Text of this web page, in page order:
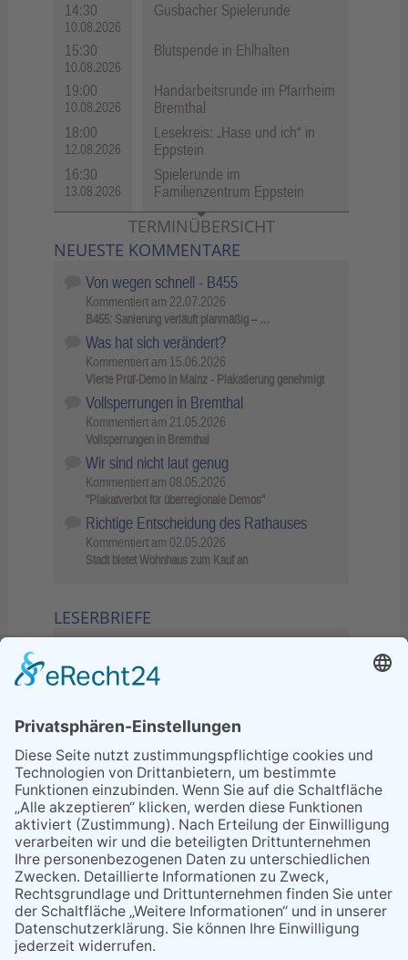
14:30
10.08.2026
Gusbacher Spielerunde
15:30
10.08.2026
Blutspende in Ehlhalten
19:00
10.08.2026
Handarbeitsrunde im Pfarrheim
Bremthal
18:00
12.08.2026
Lesekreis: „Hase und ich“ in
Eppstein
16:30
13.08.2026
Spielerunde im
Familienzentrum Eppstein
TERMINÜBERSICHT
NEUESTE KOMMENTARE
Von wegen schnell - B455
Kommentiert am 22.07.2026
B455: Sanierung verläuft planmäßig – …
Was hat sich verändert?
Kommentiert am 15.06.2026
Vierte Prüf-Demo in Mainz - Plakatierung genehmigt
Vollsperrungen in Bremthal
Kommentiert am 21.05.2026
Vollsperrungen in Bremthal
Wir sind nicht laut genug
Kommentiert am 08.05.2026
"Plakatverbot für überregionale Demos"
Richtige Entscheidung des Rathauses
Kommentiert am 02.05.2026
Stadt bietet Wohnhaus zum Kauf an
LESERBRIEFE
Sperrung B455: Kleiner
Grenzverkehr statt weite Wege
21.04.2026
Wenn Bahn-Computer nicht
miteinander kommunizieren
11.03.2026
"Plakatverbot für überregionale
Demos"
04.02.2026
Gelbe Tonne – Ein kleiner Blick
über den Tellerand
04.02.2026
Plastikersparnis durch Nutzung
von Gelber Tonne statt Säcken